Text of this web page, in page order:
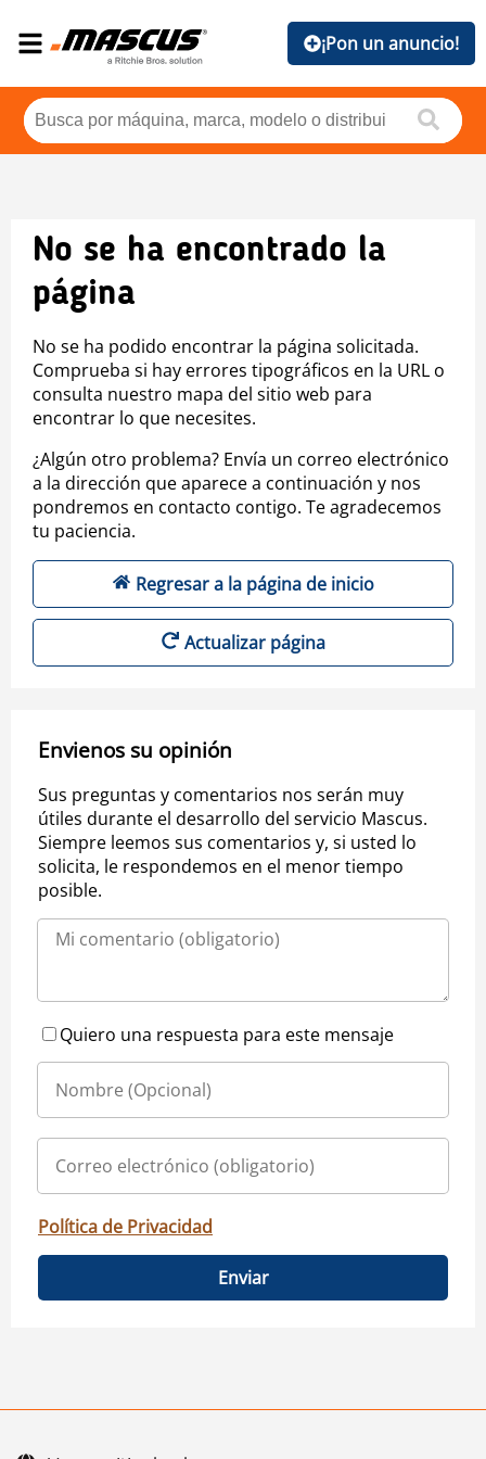
¡Pon un anuncio!
No se ha encontrado la
página
No se ha podido encontrar la página solicitada.
Comprueba si hay errores tipográficos en la URL o
consulta nuestro mapa del sitio web para
encontrar lo que necesites.
¿Algún otro problema? Envía un correo electrónico
a la dirección que aparece a continuación y nos
pondremos en contacto contigo. Te agradecemos
tu paciencia.
Regresar a la página de inicio
Actualizar página
Envienos su opinión
Sus preguntas y comentarios nos serán muy
útiles durante el desarrollo del servicio Mascus.
Siempre leemos sus comentarios y, si usted lo
solicita, le respondemos en el menor tiempo
posible.
Quiero una respuesta para este mensaje
Política de Privacidad
Enviar